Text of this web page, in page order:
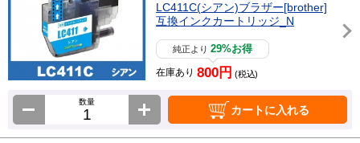
LC411C(シアン)ブラザー[brother]
互換インクカートリッジ_N
純正より29%お得
在庫あり 800円 (税込)
数量
カートに入れる